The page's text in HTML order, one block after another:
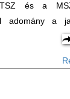
és a
adomány a